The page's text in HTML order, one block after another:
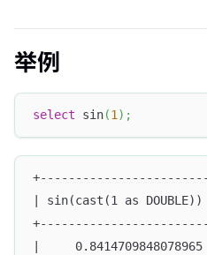
举例
select sin(1 ) ;
| sin(cast(1 as DOUBLE))
|     0.8414709848078965